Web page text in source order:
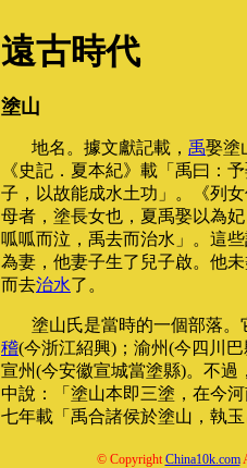
遠古時代
塗山
地名。據文獻記載， 禹娶塗
《史記．夏本紀》載「禹曰：
子，以故能成水土功」。《列
母者，塗長女也，夏禹娶以為
呱呱而泣，禹去而治水」。這
為妻，他妻子生了兒子啟。他
而去治水了。
塗山氏是當時的一個部落。
稽(今浙江紹興)；渝州(今四川巴
宣州(今安徽宣城當塗縣)。不過
中說：「塗山本即三塗，在今
七年載「禹合諸侯於塗山，執玉
© CopyrightChina10k.com